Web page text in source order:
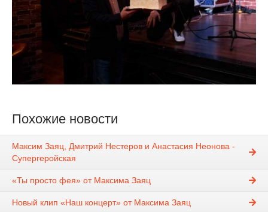
Похожие новости
Максим Заяц, Дмитрий Нестеров и Анастасия Неонова -
Супергеройская
«Ты просто фея» от Максима Заяц
Новый клип «Наш концерт» от Максима Заяц